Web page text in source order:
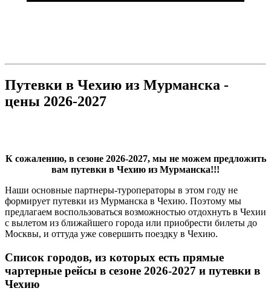
Путевки в Чехию из Мурманска -
цены 2026-2027
К сожалению, в сезоне 2026-2027, мы не можем предложить
вам путевки в Чехию из Мурманска!!!
Наши основные партнеры-туроператоры в этом году не
формирует путевки из Мурманска в Чехию. Поэтому мы
предлагаем воспользоваться возможностью отдохнуть в Чехии
с вылетом из ближайшего города или приобрести билеты до
Москвы, и оттуда уже совершить поездку в Чехию.
Список городов, из которых есть прямые
чартерные рейсы в сезоне 2026-2027 и путевки в
Чехию